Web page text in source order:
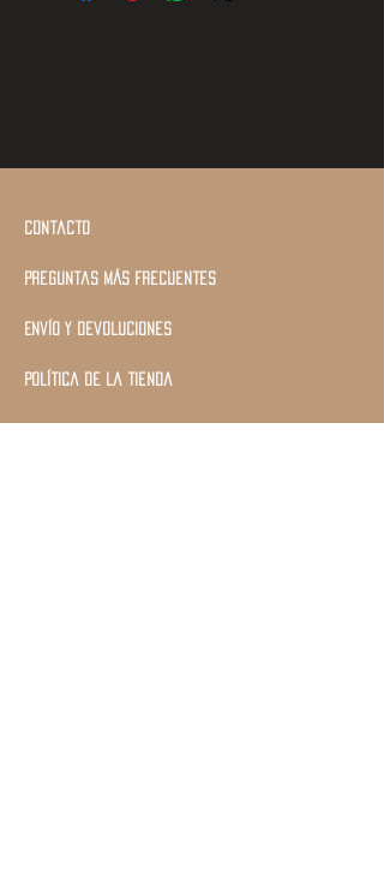
Contacto
Preguntas más frecuentes
Envío y devoluciones
Política de la tienda